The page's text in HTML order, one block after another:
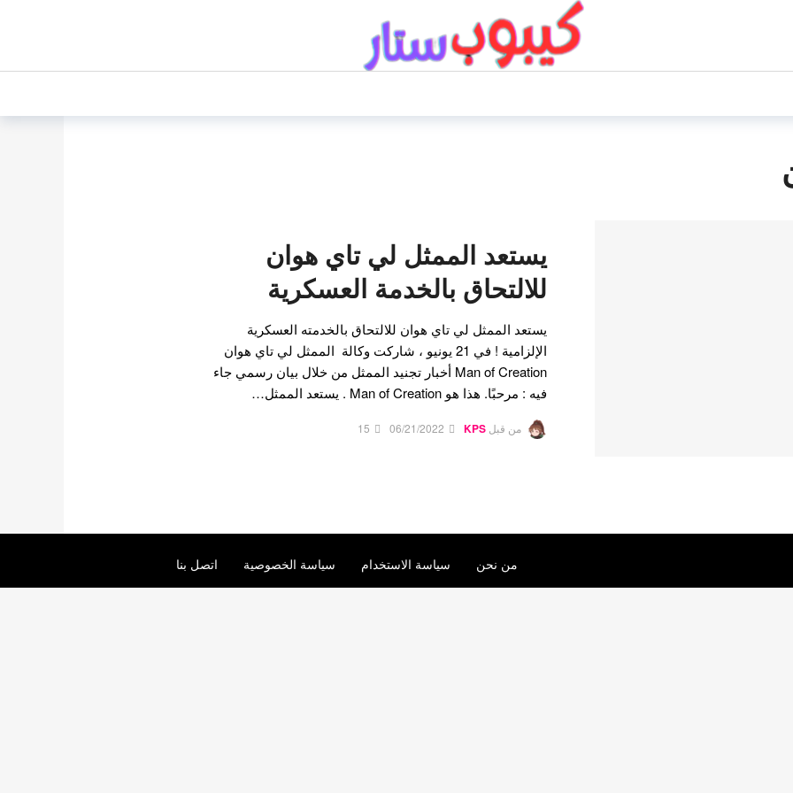
يستعد الممثل لي تاي هوان
للالتحاق بالخدمة العسكرية
يستعد الممثل لي تاي هوان للالتحاق بالخدمته العسكرية
الإلزامية ! في 21 يونيو ، شاركت وكالة الممثل لي تاي هوان
Man of Creation أخبار تجنيد الممثل من خلال بيان رسمي جاء
فيه : مرحبًا. هذا هو Man of Creation . يستعد الممثل…
من قبل KPS
06/21/2022
15
من نحن سياسة الاستخدام سياسة الخصوصية اتصل بنا